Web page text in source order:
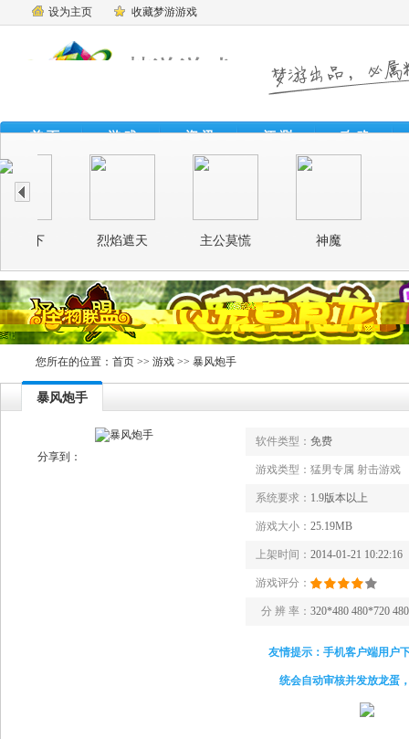
设为主页 收藏梦游游戏
首 页 游 戏 资 讯 评 测 攻 略
您所在的位置： 首页 >> 游戏 >> 暴风炮手
暴风炮手
分享到：
软件类型： 免费
游戏类型： 猛男专属 射击游戏
系统要求： 1.9版本以上
游戏大小： 25.19MB
上架时间： 2014-01-21 10:22:16
游戏评分：
分 辨 率： 320*480 480*720
友情提示：手机客户端用户
统会自动审核并发放龙蛋